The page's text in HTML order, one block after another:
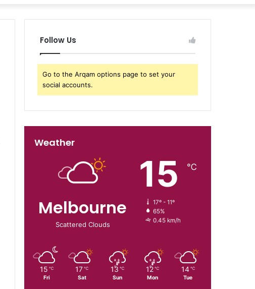
Follow Us
Go to the Arqam options page to set your
social accounts.
Weather
Melbourne
Scattered Clouds
15 ℃
17º - 11º
65%
0.45 km/h
15 ℃
Fri
17 ℃
Sat
13 ℃
Sun
12 ℃
Mon
14 ℃
Tue